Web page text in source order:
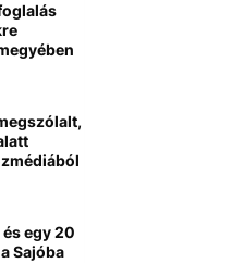
és egy 20
Sajóba